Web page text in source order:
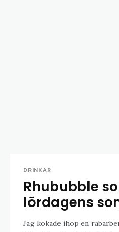
DRINKAR
Rhububble
lördagens
Jag kokade ihop en